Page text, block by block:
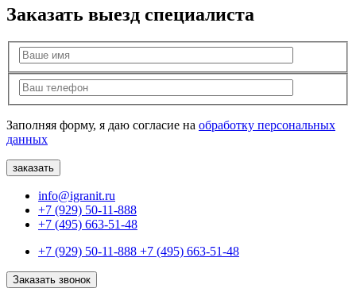
Заказать выезд специалиста
Заполняя форму, я даю согласие на обработку персональных
данных
info@igranit.ru
+7 (929) 50-11-888
+7 (495) 663-51-48
+7 (929) 50-11-888 +7 (495) 663-51-48
Заказать звонок